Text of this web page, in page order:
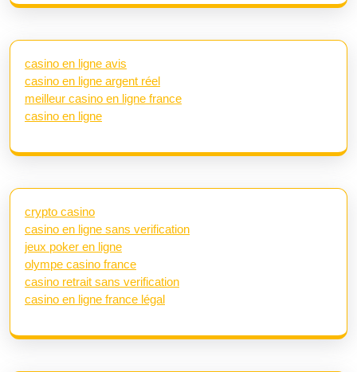
casino en ligne avis
casino en ligne argent réel
meilleur casino en ligne france
casino en ligne
crypto casino
casino en ligne sans verification
jeux poker en ligne
olympe casino france
casino retrait sans verification
casino en ligne france légal